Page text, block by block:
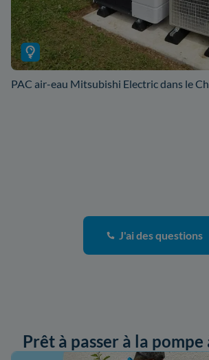
PAC air-eau Mitsubishi Electric dans le
J'ai des questions
Prêt à passer à la pompe